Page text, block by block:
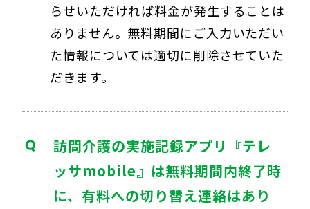
らせいただければ料金が発生することは
ありません。無料期間にご入力いただい
た情報については適切に削除させていた
だきます。
訪問介護の実施記録アプリ『テレ
ッサmobile』は無料期間内終了時
に、有料への切り替え連絡はあり